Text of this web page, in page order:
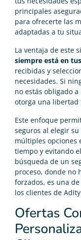
principales
para ofrecerte las
adaptadas a tu
La ventaja de este
siempre está en
recibidas y
necesidades. Si
no estás obligado
otorga una libertad
Este enfoque
seguros al elegir
múltiples opciones
tiempo y evitando
búsqueda de un
proceso, donde no
forzados, es una
los clientes de
Ofertas